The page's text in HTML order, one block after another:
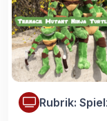
Rubrik: